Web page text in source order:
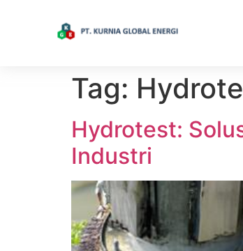
Tag:
Hydrotest:
Industri